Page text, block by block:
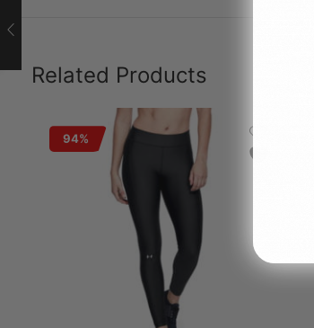
Related Products
94%